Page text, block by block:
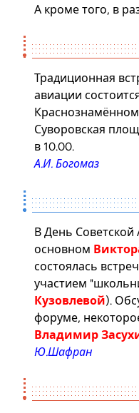
А кроме того, в
Традиционная
авиации
Суворовская
в 10.00.
А.И. Богомаз
В День
основном
состоялась
участием
Кузовлевой).
форуме,
Владимир
Ю.Шафран